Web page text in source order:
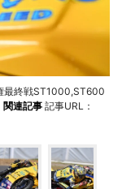
最終戦ST1000,ST600
関連記事 記事URL：